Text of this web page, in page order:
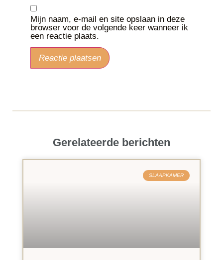
Gerelateerde berichten
SLAAPKAMER
Mijn naam, e-mail en site opslaan in deze
browser voor de volgende keer wanneer ik
een reactie plaats.